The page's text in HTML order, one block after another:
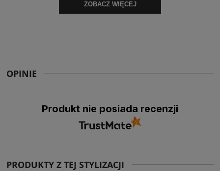
OPINIE
Produkt nie posiada recenzji
PRODUKTY Z TEJ STYLIZACJI